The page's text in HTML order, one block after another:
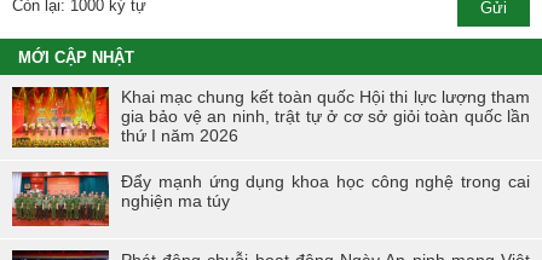
Còn lại: 1000 ký tự
MỚI CẬP NHẬT
Khai mạc chung kết toàn quốc Hội thi lực lượng tham
gia bảo vệ an ninh, trật tự ở cơ sở giỏi toàn quốc lần
thứ I năm 2026
Đẩy mạnh ứng dụng khoa học công nghệ trong cai
nghiện ma túy